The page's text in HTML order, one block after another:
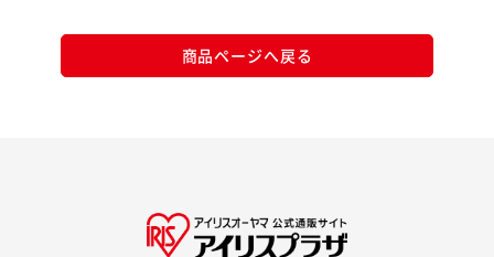
商品ページへ戻る